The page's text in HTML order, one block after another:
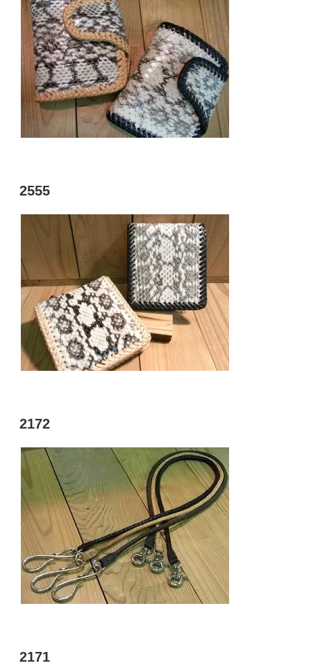
投
稿
2555
投
稿
2172
投
稿
2171